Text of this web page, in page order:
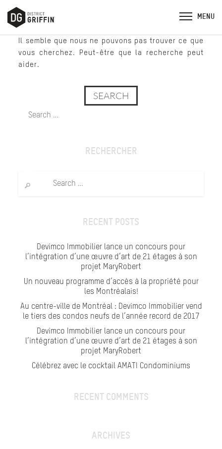
Il semble que nous ne pouvons pas trouver ce que
vous cherchez. Peut-être que la recherche peut
aider.
RECHERCHER
RECENT POSTS
Devimco Immobilier lance un concours pour
l’intégration d’une œuvre d’art de 21 étages à son
projet MaryRobert
Un nouveau programme d’accès à la propriété pour
les Montréalais!
Au centre-ville de Montréal : Devimco Immobilier vend
le tiers des condos neufs de l’année record de 2017
Devimco Immobilier lance un concours pour
l’intégration d’une œuvre d’art de 21 étages à son
projet MaryRobert
Célébrez avec le cocktail AMATI Condominiums
RECENT COMMENTS
ARCHIVES